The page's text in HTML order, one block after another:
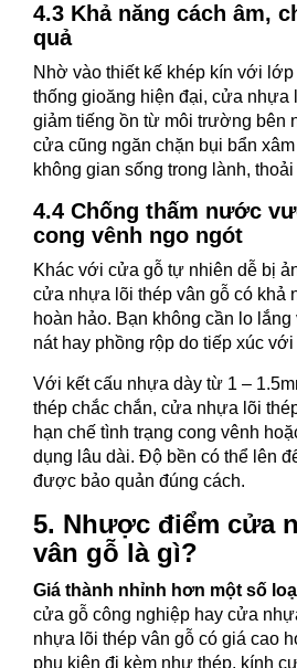
4.3 Khả năng cách âm,
quả
Nhờ vào thiết kế khép kín với
thống gioăng hiện đại, cửa nhựa
giảm tiếng ồn từ môi trường bên
cửa cũng ngăn chặn bụi bẩn
không gian sống trong lành,
4.4 Chống thấm nước
cong vênh ngo ngót
Khác với cửa gỗ tự nhiên dễ bị
cửa nhựa lõi thép vân gỗ có khả
hoàn hảo. Bạn không cần lo
nát hay phồng rộp do tiếp xúc
Với kết cấu nhựa dày từ 1 –
thép chắc chắn, cửa nhựa lõi
hạn chế tình trạng cong vênh
dụng lâu dài. Độ bền có thể lên
được bảo quản đúng cách.
5. Nhược điểm cửa
vân gỗ là gì?
Giá thành nhỉnh hơn một số
cửa gỗ công nghiệp hay cửa
nhựa lõi thép vân gỗ có giá cao
phụ kiện đi kèm như thép, kính